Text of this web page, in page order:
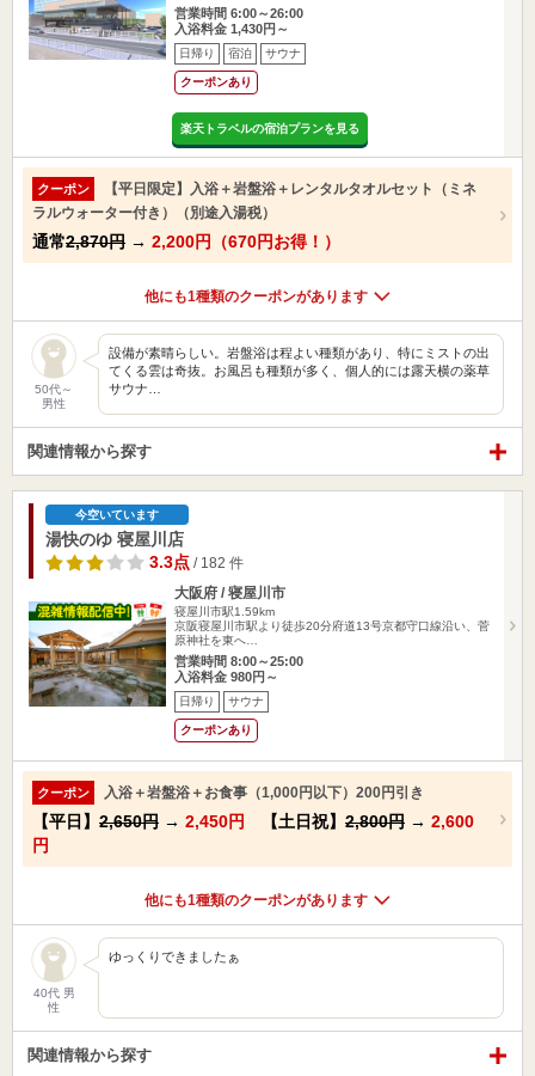
営業時間 6:00～26:00
入浴料金 1,430円～
日帰り 宿泊 サウナ
クーポンあり
楽天トラベルの宿泊プランを見る
クーポン
【平日限定】入浴＋岩盤浴＋レンタルタオルセット（ミネ
ラルウォーター付き）（別途入湯税）
通常2,870円 → 2,200円（670円お得！）
他にも1種類のクーポンがあります
50代～
男性
設備が素晴らしい。岩盤浴は程よい種類があり、特にミストの出
てくる雲は奇抜。お風呂も種類が多く、個人的には露天横の薬草
サウナ…
関連情報から探す
今空いています
湯快のゆ 寝屋川店
3.3点 / 182 件
大阪府 / 寝屋川市
寝屋川市駅1.59km
京阪寝屋川市駅より徒歩20分府道13号京都守口線沿い、菅
原神社を東へ…
営業時間 8:00～25:00
入浴料金 980円～
日帰り サウナ
クーポンあり
クーポン 入浴＋岩盤浴＋お食事（1,000円以下）200円引き
【平日】 2,650円 → 2,450円 【土日祝】 2,800円 → 2,600
円
他にも1種類のクーポンがあります
40代 男
性
ゆっくりできましたぁ
関連情報から探す